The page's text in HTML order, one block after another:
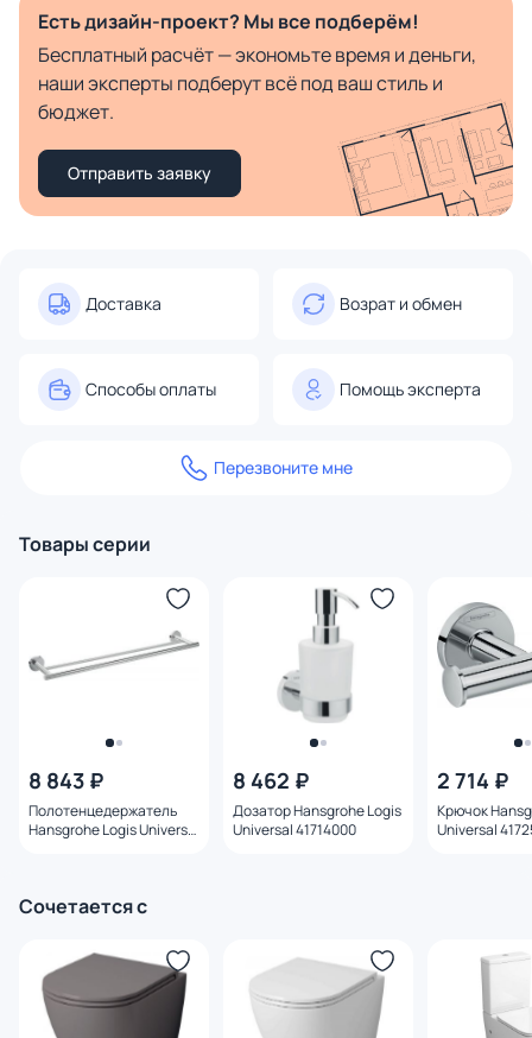
Есть дизайн-проект? Мы все подберём!
Бесплатный расчёт — экономьте время и деньги,
наши эксперты подберут всё под ваш стиль и
бюджет.
Отправить заявку
Доставка Возрат и обмен
Способы оплаты Помощь эксперта
Перезвоните мне
Товары серии
8 843 ₽
Полотенцедержатель
Hansgrohe Logis Universal
8 462 ₽
Дозатор Hansgrohe Logis
Universal 41714000
2 714 ₽
Крючок
Universal
Сочетается с